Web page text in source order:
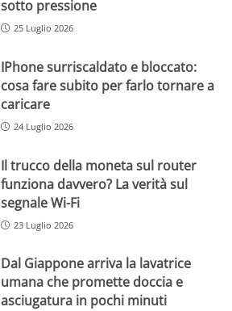
sotto pressione
25 Luglio 2026
IPhone surriscaldato e bloccato:
cosa fare subito per farlo tornare a
caricare
24 Luglio 2026
Il trucco della moneta sul router
funziona davvero? La verità sul
segnale Wi-Fi
23 Luglio 2026
Dal Giappone arriva la lavatrice
umana che promette doccia e
asciugatura in pochi minuti